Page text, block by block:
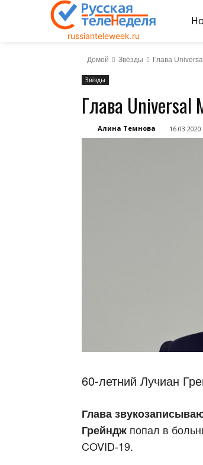
russianteleweek.ru
Домой Звёзды Глава
Звёзды
Глава Universal
Алина Темнова 16.03.2020
60-летний Лучиан
Глава
Грейндж попал в
COVID-19.